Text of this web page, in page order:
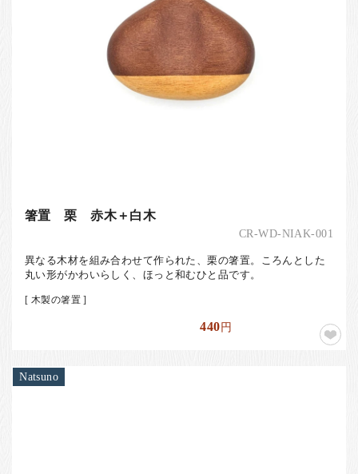
箸置 栗 赤木＋白木
CR-WD-NIAK-001
異なる木材を組み合わせて作られた、栗の箸置。ころんとした
丸い形がかわいらしく、ほっと和むひと品です。
[ 木製の箸置 ]
440円
Natsuno